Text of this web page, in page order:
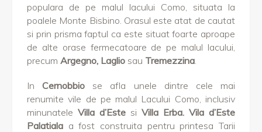
populara de pe malul lacului Como, situata la
poalele Monte Bisbino. Orasul este atat de cautat
si prin prisma faptul ca este situat foarte aproape
de alte orase fermecatoare de pe malul lacului,
precum Argegno, Laglio sau Tremezzina
In Cernobbio se afla unele dintre cele mai
renumite vile de pe malul Lacului Como, inclusiv
minunatele Villa d’Este si Villa Erba. Vila d’Este
Palatiala a fost construita pentru printesa Tarii